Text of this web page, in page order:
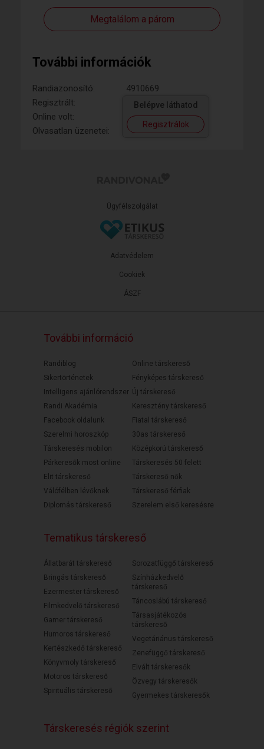
Megtalálom a párom
További információk
Randiazonosító:
4910669
Regisztrált:
Online volt:
Olvasatlan üzenetei:
Belépve láthatod
Regisztrálok
Ügyfélszolgálat
ÁSZF
Adatvédelem
Cookiek
További információ
Randiblog
Sikertörténetek
Intelligens ajánlórendszer
Randi Akadémia
Facebook oldalunk
Szerelmi horoszkóp
Társkeresés mobilon
Párkeresők most online
Elit társkereső
Válófélben lévőknek
Diplomás társkereső
Online társkereső
Fényképes társkereső
Új társkereső
Keresztény társkereső
Fiatal társkereső
30as társkereső
Középkorú társkereső
Társkeresés 50 felett
Társkereső nők
Társkereső férfiak
Szerelem első keresésre
Tematikus társkereső
Állatbarát társkereső
Bringás társkereső
Ezermester társkereső
Filmkedvelő társkereső
Gamer társkereső
Humoros társkereső
Kertészkedő társkereső
Könyvmoly társkereső
Motoros társkereső
Spirituális társkereső
Sorozatfüggő társkereső
Színházkedvelő
társkereső
Táncoslábú társkereső
Társasjátékozós
társkereső
Vegetáriánus társkereső
Zenefüggő társkereső
Elvált társkeresők
Özvegy társkeresők
Gyermekes társkeresők
Társkeresés régiók szerint